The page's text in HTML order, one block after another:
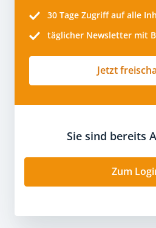
30 Tage Zugriff auf alle
täglicher Newsletter mit
Jetzt
Sie sind bereits
Zum